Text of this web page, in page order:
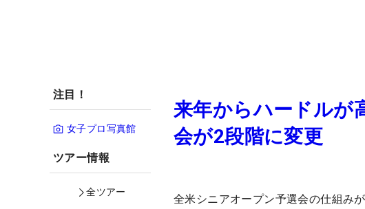
注目！
女子プロ写真館
ツアー情報
全ツアー
来年からハードル
会が2段階に変更
全米シニアオープン予選会の仕組み